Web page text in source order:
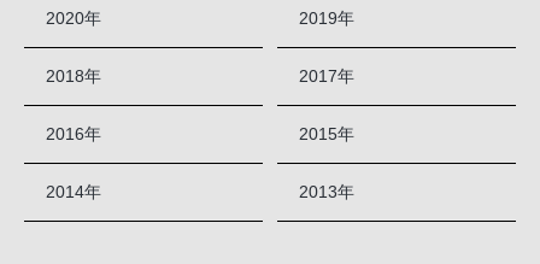
2020年 2019年
2018年 2017年
2016年 2015年
2014年 2013年